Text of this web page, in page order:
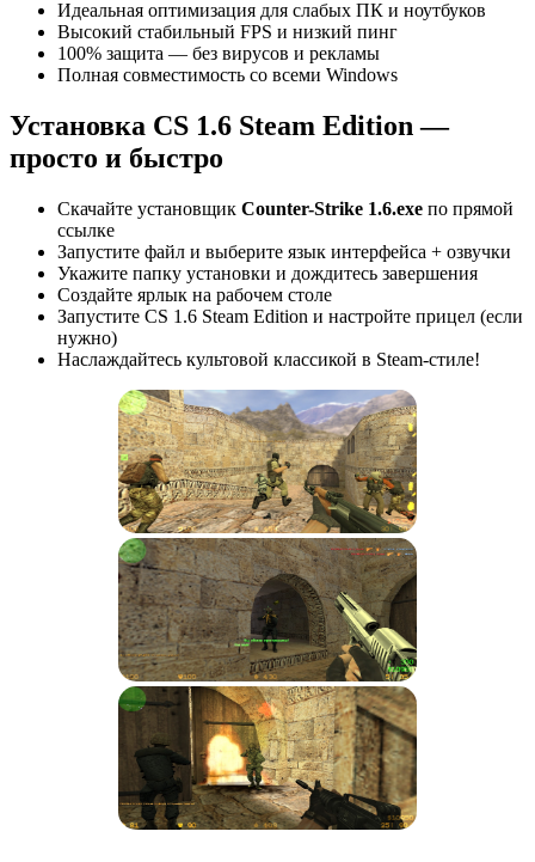
Идеальная оптимизация для слабых ПК и ноутбуков
Высокий стабильный FPS и низкий пинг
100% защита — без вирусов и рекламы
Полная совместимость со всеми Windows
Установка CS 1.6 Steam Edition —
просто и быстро
Скачайте установщик Counter-Strike 1.6.exe по прямой
ссылке
Запустите файл и выберите язык интерфейса + озвучки
Укажите папку установки и дождитесь завершения
Создайте ярлык на рабочем столе
Запустите CS 1.6 Steam Edition и настройте прицел (если
нужно)
Наслаждайтесь культовой классикой в Steam-стиле!